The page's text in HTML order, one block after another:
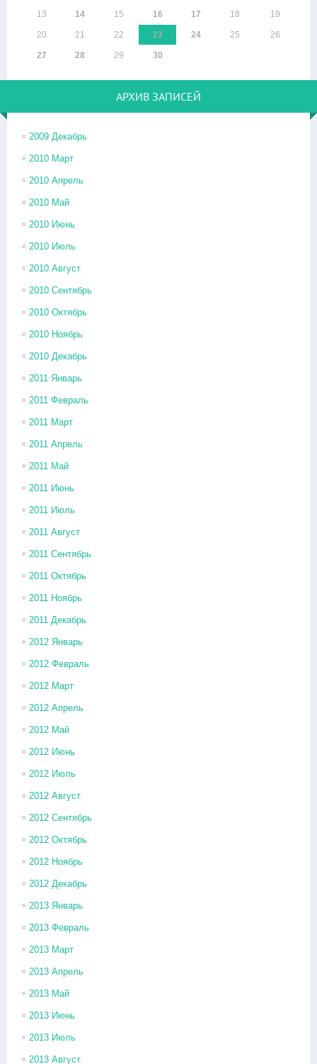
13 14 15 16 17 18 19
20 21 22 23 24 25 26
27 28 29 30
АРХИВ ЗАПИСЕЙ
2009 Декабрь
2010 Март
2010 Апрель
2010 Май
2010 Июнь
2010 Июль
2010 Август
2010 Сентябрь
2010 Октябрь
2010 Ноябрь
2010 Декабрь
2011 Январь
2011 Февраль
2011 Март
2011 Апрель
2011 Май
2011 Июнь
2011 Июль
2011 Август
2011 Сентябрь
2011 Октябрь
2011 Ноябрь
2011 Декабрь
2012 Январь
2012 Февраль
2012 Март
2012 Апрель
2012 Май
2012 Июнь
2012 Июль
2012 Август
2012 Сентябрь
2012 Октябрь
2012 Ноябрь
2012 Декабрь
2013 Январь
2013 Февраль
2013 Март
2013 Апрель
2013 Май
2013 Июнь
2013 Июль
2013 Август